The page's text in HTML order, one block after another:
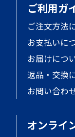
ご利用ガ
ご注文方法
お支払いに
お届けに
返品・交換
お問い合わ
オンライ